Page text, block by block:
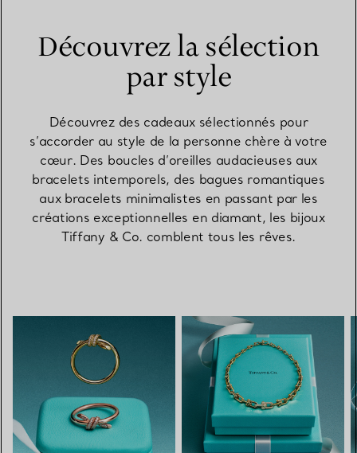
Découvrez la sélection
par style
Découvrez des cadeaux sélectionnés pour
s’accorder au style de la personne chère à votre
cœur. Des boucles d’oreilles audacieuses aux
bracelets intemporels, des bagues romantiques
aux bracelets minimalistes en passant par les
créations exceptionnelles en diamant, les bijoux
Tiffany & Co. comblent tous les rêves.